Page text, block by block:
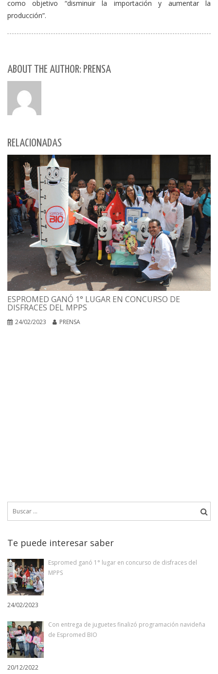
como objetivo “disminuir la importación y aumentar la
producción”.
ABOUT THE AUTHOR: PRENSA
RELACIONADAS
ESPROMED GANÓ 1° LUGAR EN CONCURSO DE
DISFRACES DEL MPPS
24/02/2023 PRENSA
Te puede interesar saber
Espromed ganó 1° lugar en concurso de disfraces del
MPPS
24/02/2023
Con entrega de juguetes finalizó programación navideña
de Espromed BIO
20/12/2022